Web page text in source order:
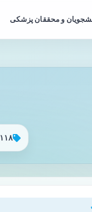
و محققان پزشکی
۱۱۸ مطلب